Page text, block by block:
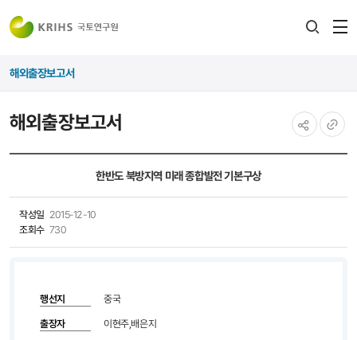
해외출장보고서
해외출장보고서
한반도 북방지역 미래 종합발전 기본구상
작성일 2015-12-10
조회수 730
행선지 중국
출장자 이현주,배은지